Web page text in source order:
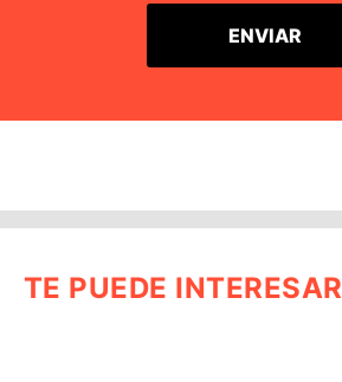
TE PUEDE INTERESAR